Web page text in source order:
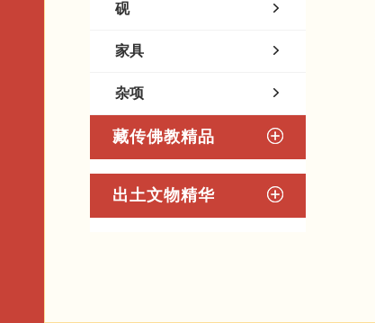
砚
家具
杂项
藏传佛教精品
出土文物精华